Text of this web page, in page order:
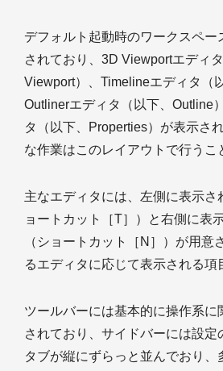
デフォルト起動時のワークスペー
されており、3D Viewportエディ
Viewport）、Timelineエディタ（
Outlinerエディタ（以下、Outline
タ（以下、Properties）が表示さ
な作業はこのレイアウトで行うこ
主なエディタには、左側に表示さ
ョートカット［T］）と右側に表
（ショートカット［N］）が用意
るエディタに応じて表示される項
ツールバーには基本的に操作系に
されており、サイドバーには設定
タブが縦にずらっと並んでおり、